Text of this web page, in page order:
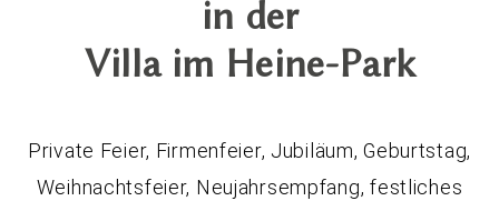
in der
Villa im Heine-Park
Private Feier, Firmenfeier, Jubiläum, Geburtstag,
Weihnachtsfeier, Neujahrsempfang, festliches